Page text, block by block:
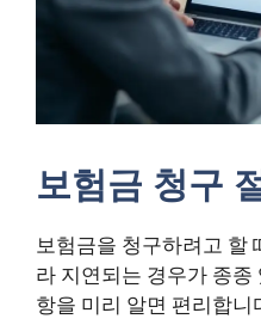
보험금 청구
보험금을 청구하려고 할
라 지연되는 경우가 종
항을 미리 알면 편리합니